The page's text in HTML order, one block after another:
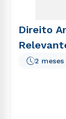
Direito
2 meses